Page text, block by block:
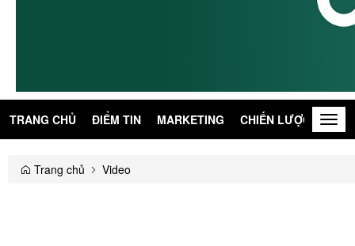
TRANG CHỦ ĐIỂM TIN MARKETING CHIẾN LƯỢC
Trang chủ Video